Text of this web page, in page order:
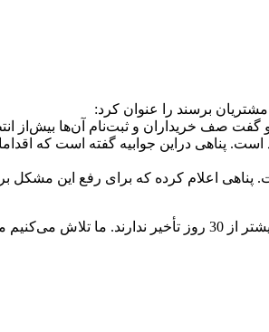
پناهی دراین جوابیه گفته است که
سامانه بوده است. پناهی اعلام کرده که برای رفع